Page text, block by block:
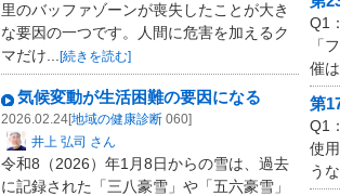
里のバッファゾーンが喪失したことが大き
な要因の一つです。人間に危害を加えるク
マだけ...
[続きを読む]
気候変動が生活困難の要因になる
2026.02.24[地域の健康診断 060]
井上 弘司 さん
令和8（2026）年1月8日からの雪は、過去
に記録された「三八豪雪」や「五六豪雪」
Q1
「
催
第
Q1
使
う